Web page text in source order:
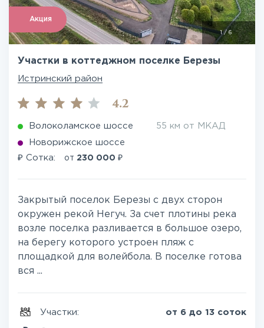
Акция
1/ 6
Участки в коттеджном поселке Березы
Истринский район
4.2
Волоколамское шоссе 55 км от МКАД
Новорижское шоссе
₽ Сотка: от 230 000 ₽
Закрытый поселок Березы с двух сторон
окружен рекой Негуч. За счет плотины река
возле поселка разливается в большое озеро,
на берегу которого устроен пляж с
площадкой для волейбола. В поселке готова
вся ...
Участки: от 6 до 13 соток